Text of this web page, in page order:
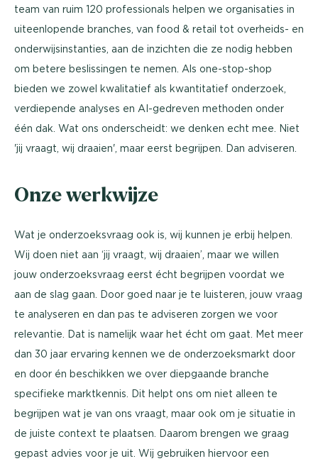
team van ruim 120 professionals helpen we organisaties in
uiteenlopende branches, van food & retail tot overheids- en
onderwijsinstanties, aan de inzichten die ze nodig hebben
om betere beslissingen te nemen. Als one-stop-shop
bieden we zowel kwalitatief als kwantitatief onderzoek,
verdiepende analyses en AI-gedreven methoden onder
één dak. Wat ons onderscheidt: we denken echt mee. Niet
'jij vraagt, wij draaien', maar eerst begrijpen. Dan adviseren.
Onze werkwijze
Wat je onderzoeksvraag ook is, wij kunnen je erbij helpen.
Wij doen niet aan ‘jij vraagt, wij draaien’, maar we willen
jouw onderzoeksvraag eerst écht begrijpen voordat we
aan de slag gaan. Door goed naar je te luisteren, jouw vraag
te analyseren en dan pas te adviseren zorgen we voor
relevantie. Dat is namelijk waar het écht om gaat. Met meer
dan 30 jaar ervaring kennen we de onderzoeksmarkt door
en door én beschikken we over diepgaande branche
specifieke marktkennis. Dit helpt ons om niet alleen te
begrijpen wat je van ons vraagt, maar ook om je situatie in
de juiste context te plaatsen. Daarom brengen we graag
gepast advies voor je uit. Wij gebruiken hiervoor een